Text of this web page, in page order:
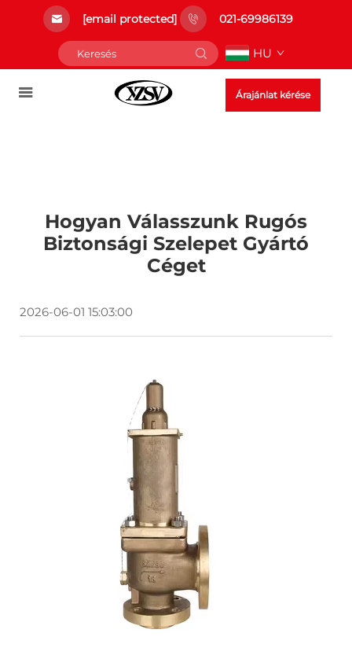
[email protected] 021-69986139
HU
Árajánlat kérése
Hogyan Válasszunk Rugós
Biztonsági Szelepet Gyártó
Céget
2026-06-01 15:03:00